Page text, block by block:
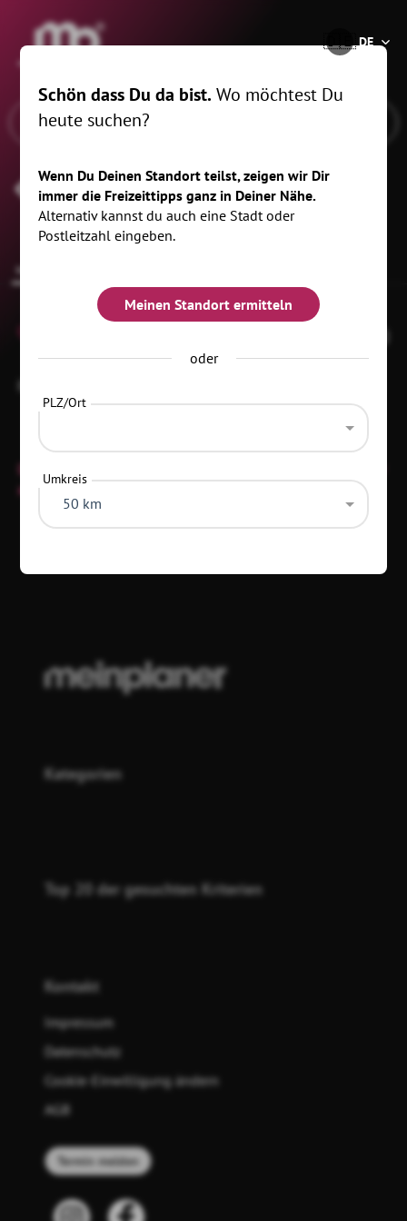
®
🇩🇪DE
Stadtarchiv Dresden
Infos zur Location
an Veranstaltungstagen offen.
Diese Daten wurden vor 3 Monaten aktualisiert
Kategorien
Top 20 der gesuchten Kriterien
Kontakt
Impressum
Datenschutz
Cookie-Einwilligung ändern
AGB
Termin melden
Schön dass Du da bist. Wo möchtest Du
heute suchen?
Wenn Du Deinen Standort teilst, zeigen wir Dir
immer die Freizeittipps ganz in Deiner Nähe.
Alternativ kannst du auch eine Stadt oder
Postleitzahl eingeben.
Meinen Standort ermitteln
oder
PLZ/Ort
Umkreis
50 km